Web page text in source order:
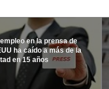
en la prensa de
ha caído a más de la
en 15 años